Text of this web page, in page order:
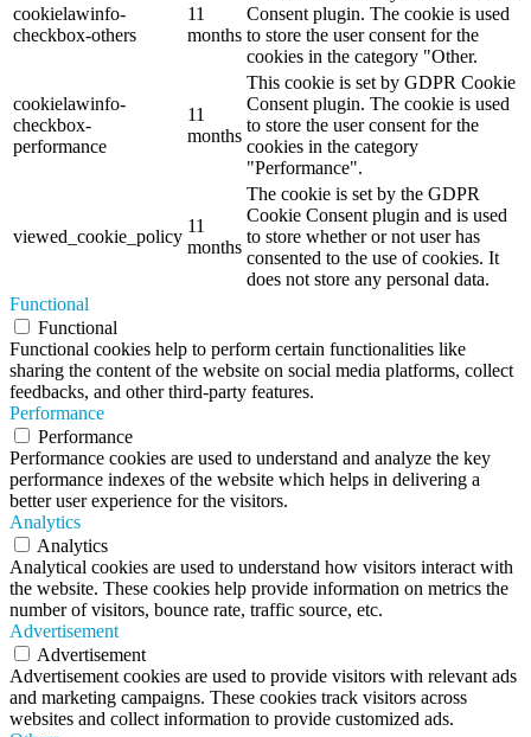
cookielawinfo-
checkbox-others
11
months
Consent plugin. The cookie is used
to store the user consent for the
cookies in the category "Other.
cookielawinfo-
checkbox-
performance
11
months
This cookie is set by GDPR Cookie
Consent plugin. The cookie is used
to store the user consent for the
cookies in the category
"Performance".
viewed_cookie_policy
11
months
The cookie is set by the GDPR
Cookie Consent plugin and is used
to store whether or not user has
consented to the use of cookies. It
does not store any personal data.
Functional
Functional
Functional cookies help to perform certain functionalities like
sharing the content of the website on social media platforms, collect
feedbacks, and other third-party features.
Performance
Performance
Performance cookies are used to understand and analyze the key
performance indexes of the website which helps in delivering a
better user experience for the visitors.
Analytics
Analytics
Analytical cookies are used to understand how visitors interact with
the website. These cookies help provide information on metrics the
number of visitors, bounce rate, traffic source, etc.
Advertisement
Advertisement
Advertisement cookies are used to provide visitors with relevant ads
and marketing campaigns. These cookies track visitors across
websites and collect information to provide customized ads.